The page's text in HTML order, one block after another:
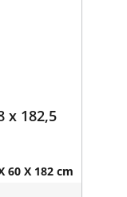
x 182,5
60 X 182 cm